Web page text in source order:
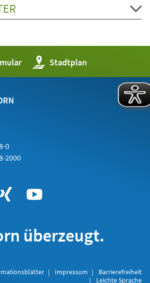
Stadtplan
(Öffnet
in
einem
0
2000
überzeugt.
Impressum
Barrierefreiheit
Leichte Sprache